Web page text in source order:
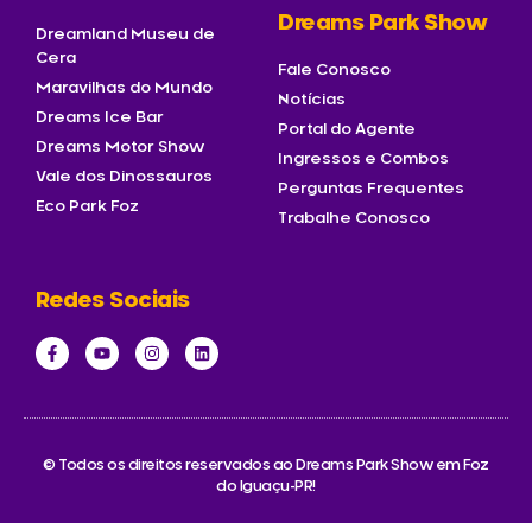
Dreamland Museu de
Cera
Maravilhas do Mundo
Dreams Ice Bar
Dreams Motor Show
Vale dos Dinossauros
Eco Park Foz
Dreams Park Show
Fale Conosco
Notícias
Portal do Agente
Ingressos e Combos
Perguntas Frequentes
Trabalhe Conosco
Redes Sociais
© Todos os direitos reservados ao Dreams Park Show em Foz
do Iguaçu-PR!